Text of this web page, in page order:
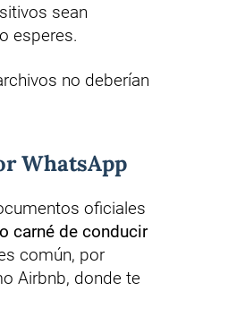
sean
esperes.
no deberían
WhatsApp
oficiales
carné de conducir
común, por
Airbnb, donde te